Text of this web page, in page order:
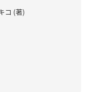
コ (著)